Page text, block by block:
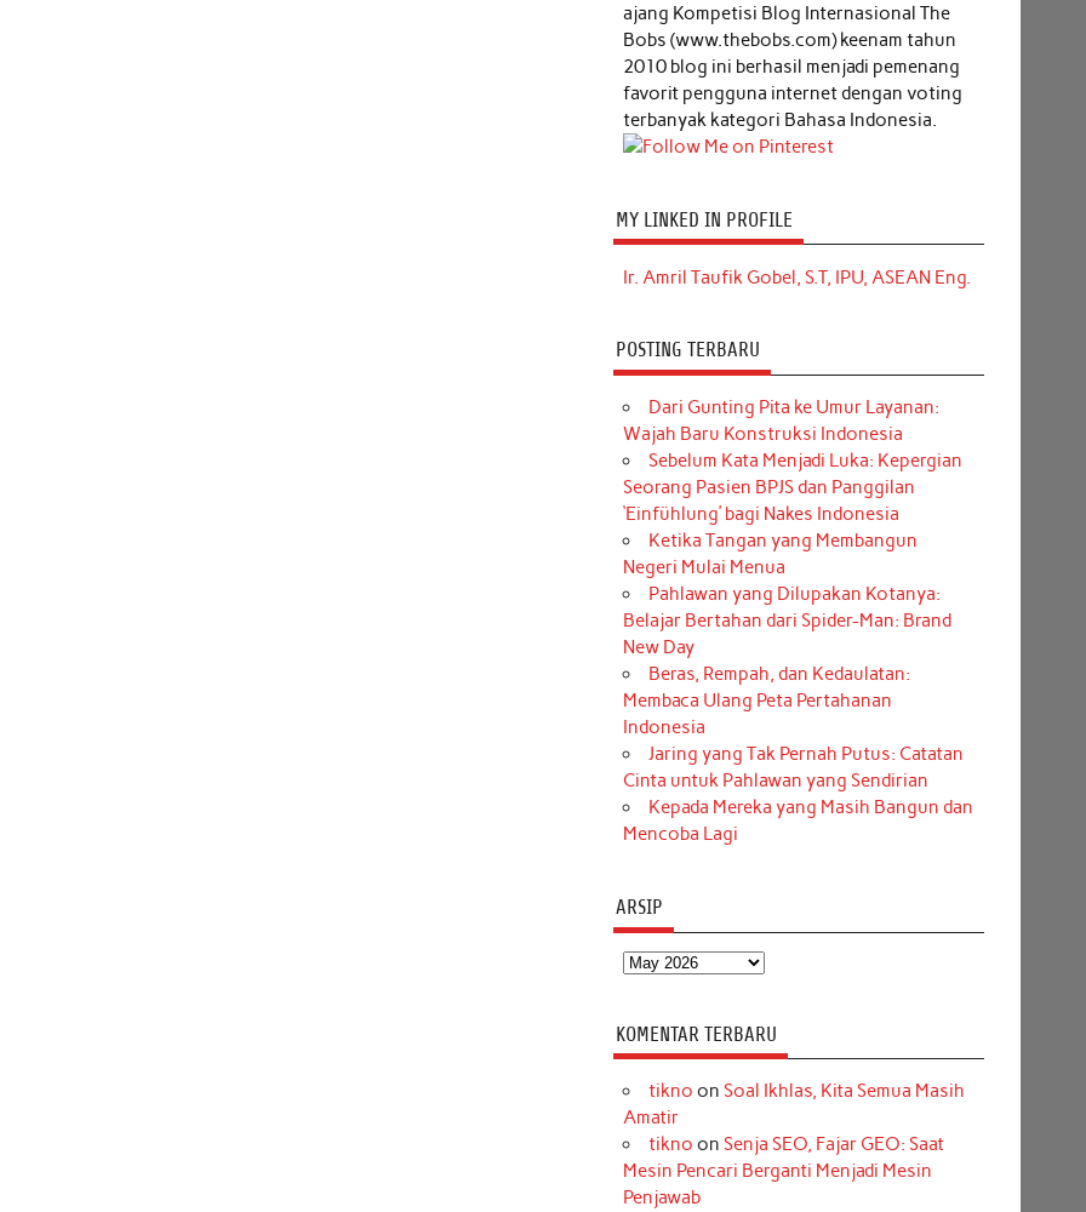
ajang Kompetisi Blog Internasional The
Bobs (www.thebobs.com) keenam tahun
2010 blog ini berhasil menjadi pemenang
favorit pengguna internet dengan voting
terbanyak kategori Bahasa Indonesia.
MY LINKED IN PROFILE
Ir. Amril Taufik Gobel, S.T, IPU, ASEAN Eng.
POSTING TERBARU
Dari Gunting Pita ke Umur Layanan:
Wajah Baru Konstruksi Indonesia
Sebelum Kata Menjadi Luka: Kepergian
Seorang Pasien BPJS dan Panggilan
‘Einfühlung’ bagi Nakes Indonesia
Ketika Tangan yang Membangun
Negeri Mulai Menua
Pahlawan yang Dilupakan Kotanya:
Belajar Bertahan dari Spider-Man: Brand
New Day
Beras, Rempah, dan Kedaulatan:
Membaca Ulang Peta Pertahanan
Indonesia
Jaring yang Tak Pernah Putus: Catatan
Cinta untuk Pahlawan yang Sendirian
Kepada Mereka yang Masih Bangun dan
Mencoba Lagi
ARSIP
Arsip
KOMENTAR TERBARU
tikno on Soal Ikhlas, Kita Semua Masih
Amatir
tikno on Senja SEO, Fajar GEO: Saat
Mesin Pencari Berganti Menjadi Mesin
Penjawab